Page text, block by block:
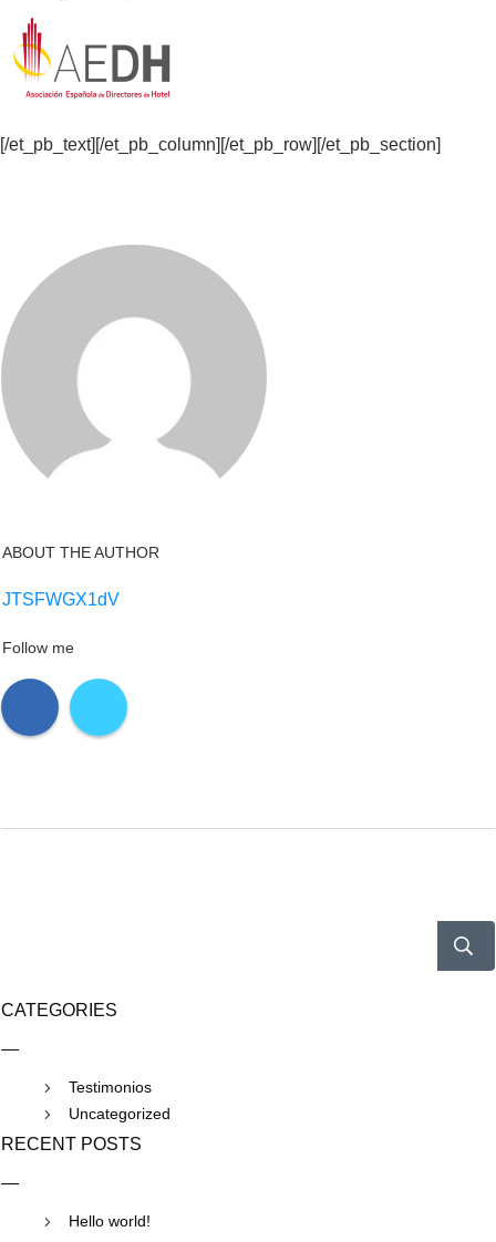
[/et_pb_text][/et_pb_column][/et_pb_row][/et_pb_section]
ABOUT THE AUTHOR
JTSFWGX1dV
Follow me
CATEGORIES
Testimonios
Uncategorized
RECENT POSTS
Hello world!